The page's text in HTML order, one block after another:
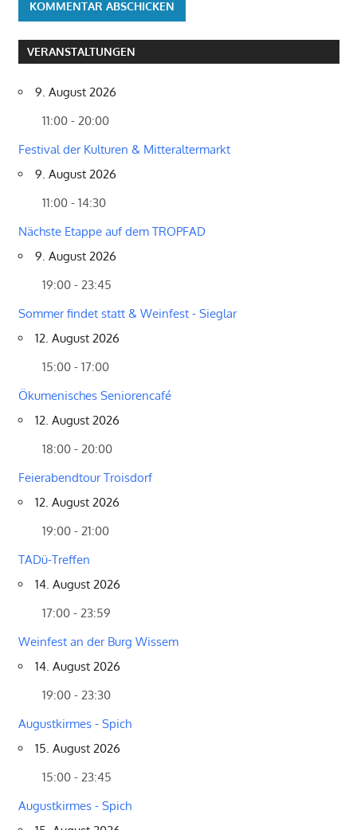
VERANSTALTUNGEN
9. August 2026
11:00 - 20:00
Festival der Kulturen & Mitteraltermarkt
9. August 2026
11:00 - 14:30
Nächste Etappe auf dem TROPFAD
9. August 2026
19:00 - 23:45
Sommer findet statt & Weinfest - Sieglar
12. August 2026
15:00 - 17:00
Ökumenisches Seniorencafé
12. August 2026
18:00 - 20:00
Feierabendtour Troisdorf
12. August 2026
19:00 - 21:00
TADü-Treffen
14. August 2026
17:00 - 23:59
Weinfest an der Burg Wissem
14. August 2026
19:00 - 23:30
Augustkirmes - Spich
15. August 2026
15:00 - 23:45
Augustkirmes - Spich